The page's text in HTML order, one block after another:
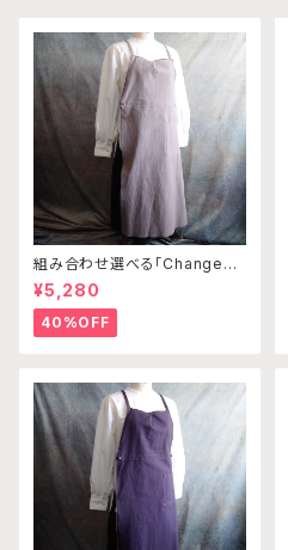
組み合わせ選べる「Changena
bleエプロン」本体ライトベージ
ュ×クリーム※前部分合わせて1
つのエプロンになります
¥5,280
40%OFF